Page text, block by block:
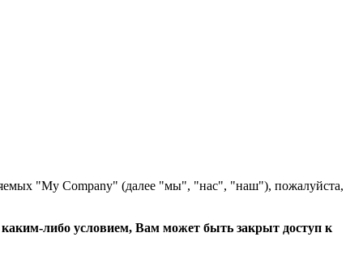
"My Company" (далее "мы", "нас", "наш"), пожалуйста,
либо условием, Вам может быть закрыт доступ к